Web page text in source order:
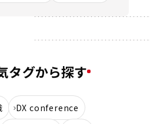
タグから探す
DX conference